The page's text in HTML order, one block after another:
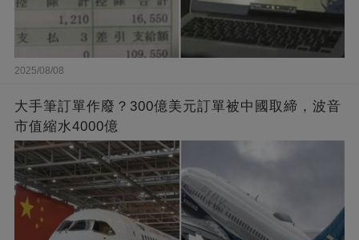
2025/08/08
大手筆訂單作廢？300億美元訂單被中國取締，波音
市值縮水4000億